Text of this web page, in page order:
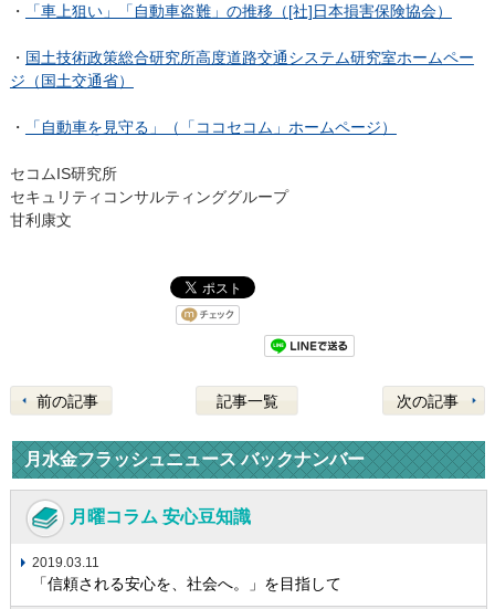
・ 「車上狙い」「自動車盗難」の推移（[社]日本損害保険協会）
・ 国土技術政策総合研究所高度道路交通システム研究室ホームペー
ジ（国土交通省）
・ 「自動車を見守る」（「ココセコム」ホームページ）
セコムIS研究所
セキュリティコンサルティンググループ
甘利康文
前の記事 記事一覧 次の記事
月水金フラッシュニュース バックナンバー
月曜コラム 安心豆知識
2019.03.11
「信頼される安心を、社会へ。」を目指して